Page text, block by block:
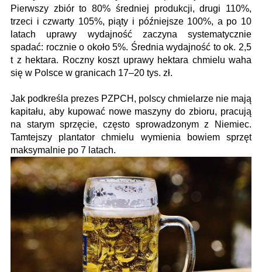
Pierwszy zbiór to 80% średniej produkcji, drugi 110%,
trzeci i czwarty 105%, piąty i późniejsze 100%, a po 10
latach uprawy wydajność zaczyna systematycznie
spadać: rocznie o około 5%. Średnia wydajność to ok. 2,5
t z hektara. Roczny koszt uprawy hektara chmielu waha
się w Polsce w granicach 17–20 tys. zł.
Jak podkreśla prezes PZPCH, polscy chmielarze nie mają
kapitału, aby kupować nowe maszyny do zbioru, pracują
na starym sprzęcie, często sprowadzonym z Niemiec.
Tamtejszy plantator chmielu wymienia bowiem sprzęt
maksymalnie po 7 latach.